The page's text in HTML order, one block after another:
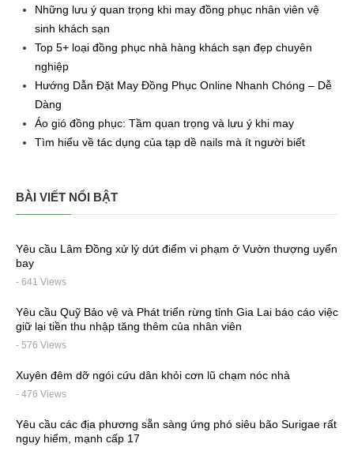
Những lưu ý quan trọng khi may đồng phục nhân viên vệ
sinh khách sạn
Top 5+ loại đồng phục nhà hàng khách sạn đẹp chuyên
nghiệp
Hướng Dẫn Đặt May Đồng Phục Online Nhanh Chóng – Dễ
Dàng
Áo gió đồng phục: Tầm quan trọng và lưu ý khi may
Tìm hiểu về tác dụng của tạp dề nails mà ít người biết
BÀI VIẾT NỔI BẬT
Yêu cầu Lâm Đồng xử lý dứt điểm vi phạm ở Vườn thượng uyển
bay
- 641 Views
Yêu cầu Quỹ Bảo vệ và Phát triển rừng tỉnh Gia Lai báo cáo việc
giữ lại tiền thu nhập tăng thêm của nhân viên
- 576 Views
Xuyên đêm dỡ ngói cứu dân khỏi cơn lũ chạm nóc nhà
- 476 Views
Yêu cầu các địa phương sẵn sàng ứng phó siêu bão Surigae rất
nguy hiểm, mạnh cấp 17